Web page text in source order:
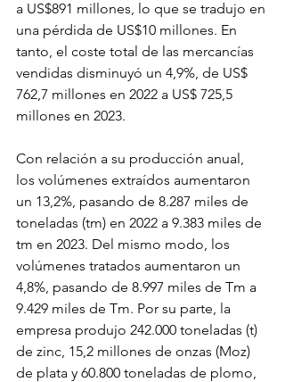
a US$891 millones, lo que se tradujo en
una pérdida de US$10 millones. En
tanto, el coste total de las mercancías
vendidas disminuyó un 4,9%, de US$
762,7 millones en 2022 a US$ 725,5
millones en 2023.
Con relación a su producción anual,
los volúmenes extraídos aumentaron
un 13,2%, pasando de 8.287 miles de
toneladas (tm) en 2022 a 9.383 miles de
tm en 2023. Del mismo modo, los
volúmenes tratados aumentaron un
4,8%, pasando de 8.997 miles de Tm a
9.429 miles de Tm. Por su parte, la
empresa produjo 242.000 toneladas (t)
de zinc, 15,2 millones de onzas (Moz)
de plata y 60.800 toneladas de plomo,